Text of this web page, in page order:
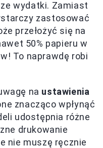
wydatki. Zamiast
zastosować
przełożyć się na
50% papieru w
To naprawdę robi
na ustawienia
znacząco wpłynąć
udostępnia różne
drukowanie
nie muszę ręcznie